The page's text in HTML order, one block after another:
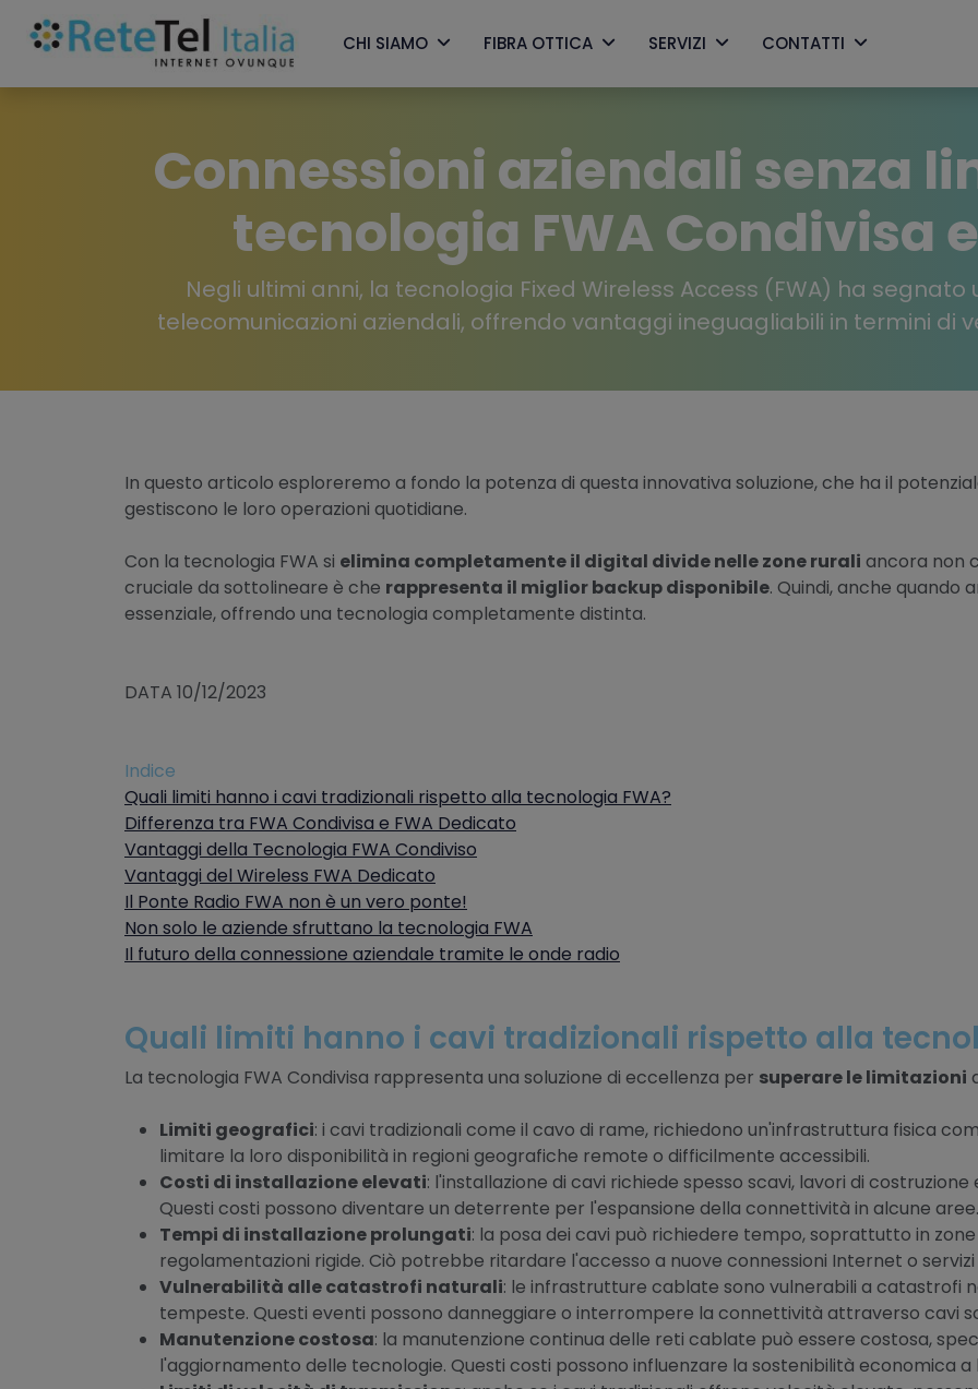
CHI SIAMO FIBRA OTTICA SERVIZI CONTATTI
Connessioni aziendali senza
tecnologia FWA Condivisa
Negli ultimi anni, la tecnologia Fixed Wireless Access (FWA) ha
telecomunicazioni aziendali, offrendo vantaggi ineguagliabili in termini di
In questo articolo esploreremo a fondo la potenza di questa innovativa soluzione, che ha il
gestiscono le loro operazioni quotidiane.
Con la tecnologia FWA si elimina completamente il digital divide nelle zone rurali ancora non
cruciale da sottolineare è che rappresenta il miglior backup disponibile. Quindi, anche quando
essenziale, offrendo una tecnologia completamente distinta.
DATA 10/12/2023
Indice
Quali limiti hanno i cavi tradizionali rispetto alla tecnologia FWA?
Differenza tra FWA Condivisa e FWA Dedicato
Vantaggi della Tecnologia FWA Condiviso
Vantaggi del Wireless FWA Dedicato
Il Ponte Radio FWA non è un vero ponte!
Non solo le aziende sfruttano la tecnologia FWA
Il futuro della connessione aziendale tramite le onde radio
Quali limiti hanno i cavi tradizionali rispetto alla
La tecnologia FWA Condivisa rappresenta una soluzione di eccellenza per superare le limitazioni
Limiti geografici: i cavi tradizionali come il cavo di rame, richiedono un'infrastruttura fisica
limitare la loro disponibilità in regioni geografiche remote o difficilmente accessibili.
Costi di installazione elevati: l'installazione di cavi richiede spesso scavi, lavori di
Questi costi possono diventare un deterrente per l'espansione della connettività in alcune aree.
Tempi di installazione prolungati: la posa dei cavi può richiedere tempo, soprattutto in
regolamentazioni rigide. Ciò potrebbe ritardare l'accesso a nuove connessioni Internet o
Vulnerabilità alle catastrofi naturali: le infrastrutture cablate sono vulnerabili a catastrofi
tempeste. Questi eventi possono danneggiare o interrompere la connettività attraverso cavi
Manutenzione costosa: la manutenzione continua delle reti cablate può essere costosa,
l'aggiornamento delle tecnologie. Questi costi possono influenzare la sostenibilità economica a